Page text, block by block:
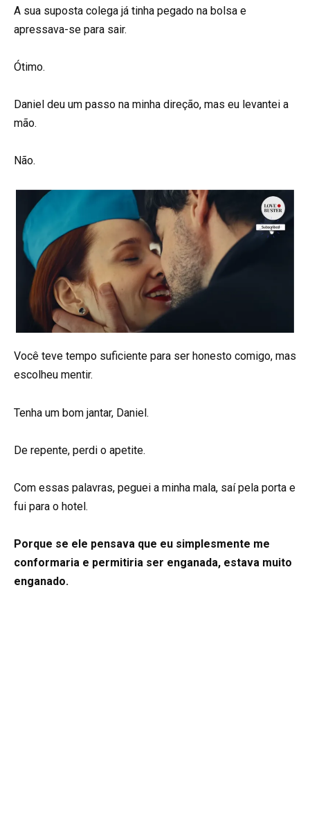
A sua suposta colega já tinha pegado na bolsa e
apressava-se para sair.
Ótimo.
Daniel deu um passo na minha direção, mas eu levantei a
mão.
Não.
Você teve tempo suficiente para ser honesto comigo, mas
escolheu mentir.
Tenha um bom jantar, Daniel.
De repente, perdi o apetite.
Com essas palavras, peguei a minha mala, saí pela porta e
fui para o hotel.
Porque se ele pensava que eu simplesmente me
conformaria e permitiria ser enganada, estava muito
enganado.